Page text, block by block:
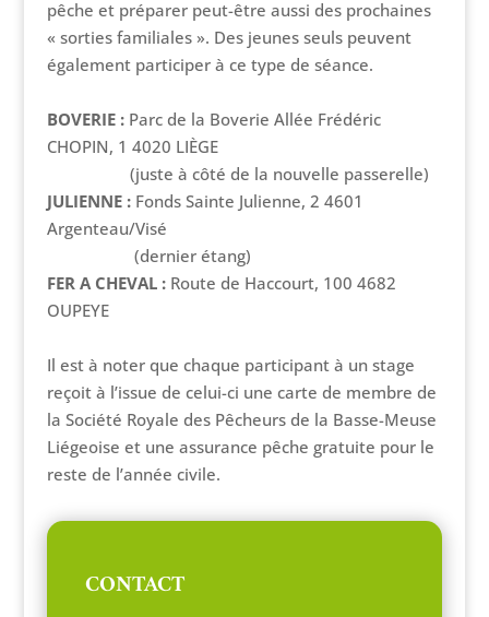
pêche et préparer peut-être aussi des prochaines
« sorties familiales ». Des jeunes seuls peuvent
également participer à ce type de séance.
BOVERIE :Parc de la Boverie Allée Frédéric
CHOPIN, 1 4020 LIÈGE
(juste à côté de la nouvelle passerelle)
JULIENNE :Fonds Sainte Julienne, 2 4601
Argenteau/Visé
(dernier étang)
FER A CHEVAL :Route de Haccourt, 100 4682
OUPEYE
Il est à noter que chaque participant à un stage
reçoit à l’issue de celui-ci une carte de membre de
la Société Royale des Pêcheurs de la Basse-Meuse
Liégeoise et une assurance pêche gratuite pour le
reste de l’année civile.
CONTACT